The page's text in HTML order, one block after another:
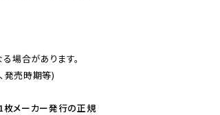
場合があります。
発売時期等)
枚メーカー発行の正規